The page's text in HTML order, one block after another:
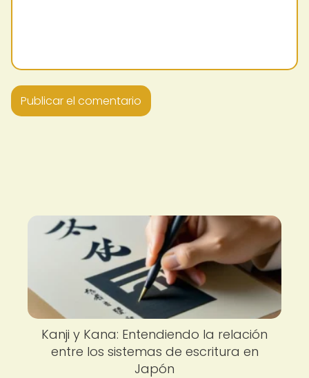
Kanji y Kana: Entendiendo la relación
entre los sistemas de escritura en
Japón